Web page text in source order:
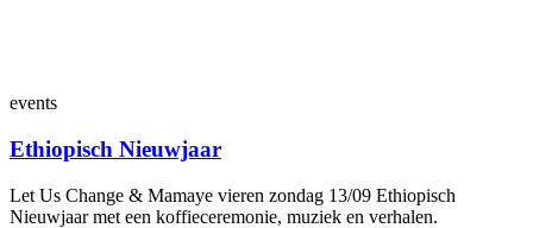
events
Ethiopisch Nieuwjaar
Let Us Change & Mamaye vieren zondag 13/09 Ethiopisch
Nieuwjaar met een koffieceremonie, muziek en verhalen.